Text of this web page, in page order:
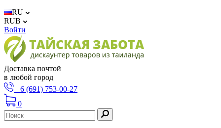
RU
RUB
Войти
Доставка почтой
в любой город
+6 (691) 753-00-27
0